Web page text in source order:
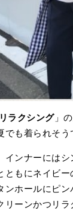
ラクシング」
も着られそう
インナーにはシ
もにネイビ
ホールにピ
ーンかつリラ